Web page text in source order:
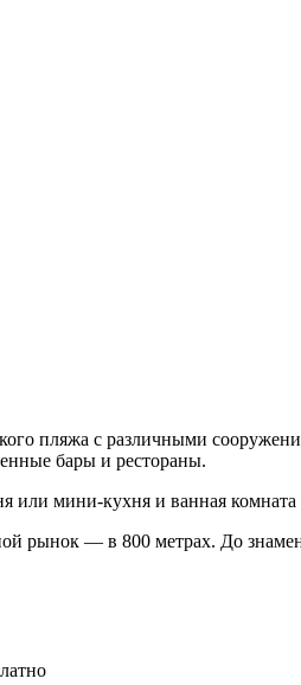
пляжа с различными
бары и рестораны.
или мини-кухня и ванная
рынок — в 800 метрах. До